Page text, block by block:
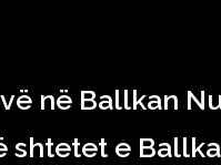
në Ballkan
shtetet e